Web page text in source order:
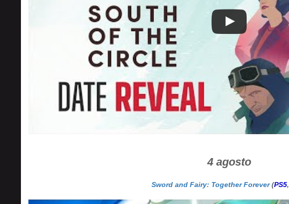
4 agosto
Sword and Fairy: Together Forever(PS5,